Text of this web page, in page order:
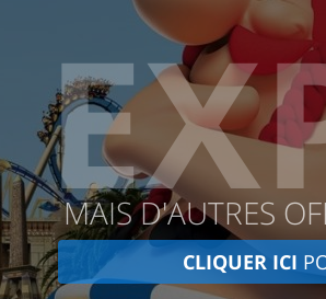
MAIS D'AUTRES
CLIQUER ICI